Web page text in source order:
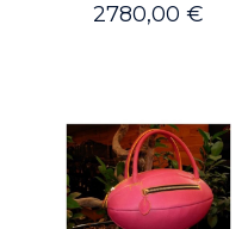
2780,00€